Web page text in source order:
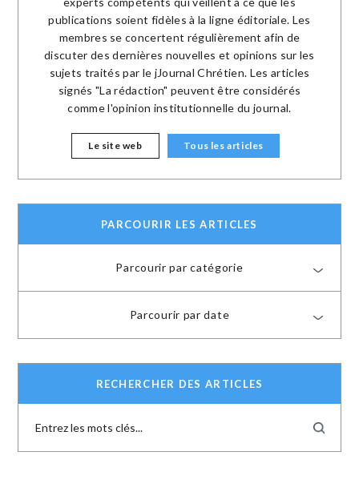
publications soient fidèles à la ligne éditoriale. Les
membres se concertent régulièrement afin de
discuter des dernières nouvelles et opinions sur les
sujets traités par le jJournal Chrétien. Les articles
signés "La rédaction" peuvent être considérés
comme l'opinion institutionnelle du journal.
Le site web Tous les articles
PARCOURIR LES ARTICLES
Parcourir par catégorie
Parcourir par date
RECHERCHER DES ARTICLES